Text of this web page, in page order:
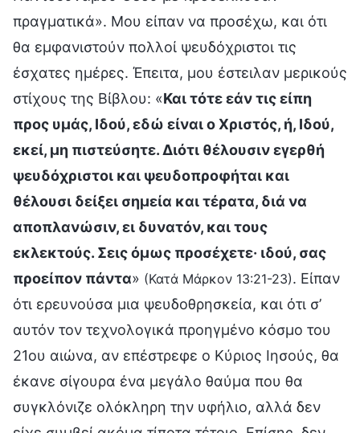
πραγματικά». Μου είπαν να προσέχω, και ότι
θα εμφανιστούν πολλοί ψευδόχριστοι τις
έσχατες ημέρες. Έπειτα, μου έστειλαν μερικούς
στίχους της Βίβλου: «Και τότε εάν τις είπη
προς υμάς, Ιδού, εδώ είναι ο Χριστός, ή, Ιδού,
εκεί, μη πιστεύσητε. Διότι θέλουσιν εγερθή
ψευδόχριστοι και ψευδοπροφήται και
θέλουσι δείξει σημεία και τέρατα, διά να
αποπλανώσιν, ει δυνατόν, και τους
εκλεκτούς. Σεις όμως προσέχετε· ιδού, σας
προείπον πάντα» (Κατά Μάρκον 13:21-23). Είπαν
ότι ερευνούσα μια ψευδοθρησκεία, και ότι σ’
αυτόν τον τεχνολογικά προηγμένο κόσμο του
21ου αιώνα, αν επέστρεφε ο Κύριος Ιησούς, θα
έκανε σίγουρα ένα μεγάλο θαύμα που θα
συγκλόνιζε ολόκληρη την υφήλιο, αλλά δεν